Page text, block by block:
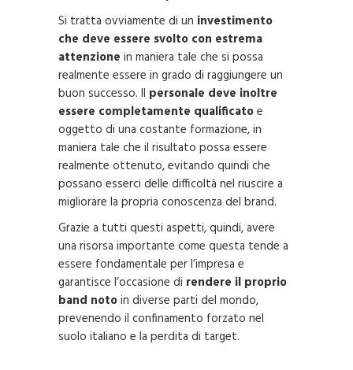
Si tratta ovviamente di un investimento
che deve essere svolto con estrema
attenzione in maniera tale che si possa
realmente essere in grado di raggiungere un
buon successo. Il personale deve inoltre
essere completamente qualificatoe
oggetto di una costante formazione, in
maniera tale che il risultato possa essere
realmente ottenuto, evitando quindi che
possano esserci delle difficoltà nel riuscire a
migliorare la propria conoscenza del brand.
Grazie a tutti questi aspetti, quindi, avere
una risorsa importante come questa tende a
essere fondamentale per l’impresa e
garantisce l’occasione di rendere il proprio
band notoin diverse parti del mondo,
prevenendo il confinamento forzato nel
suolo italiano e la perdita di target.